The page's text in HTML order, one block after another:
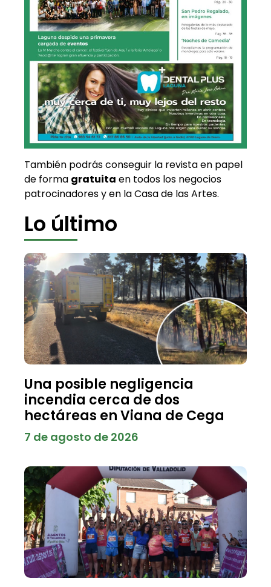
También podrás conseguir la revista en papel
de forma gratuita en todos los negocios
patrocinadores y en la Casa de las Artes.
Lo último
Una posible negligencia
incendia cerca de dos
hectáreas en Viana de Cega
7 de agosto de 2026